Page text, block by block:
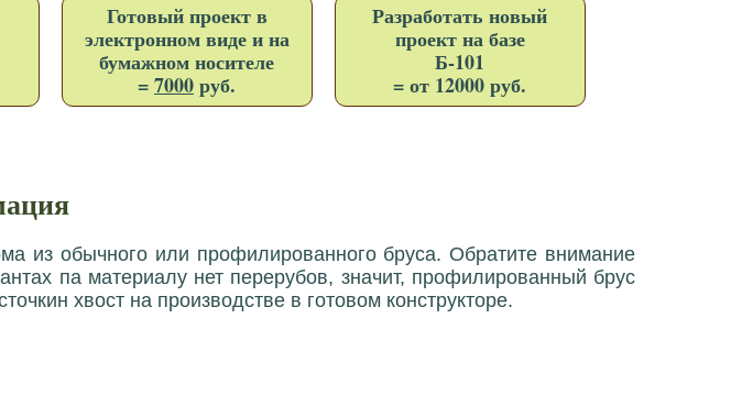
Готовый проект в
электронном виде и на
бумажном носителе
=7000руб.
Разработать новый
проект на базе
Б-101
= от 12000 руб.
из обычного или профилированного бруса. Обратите внимание
па материалу нет перерубов, значит, профилированный брус
хвост на производстве в готовом конструкторе.